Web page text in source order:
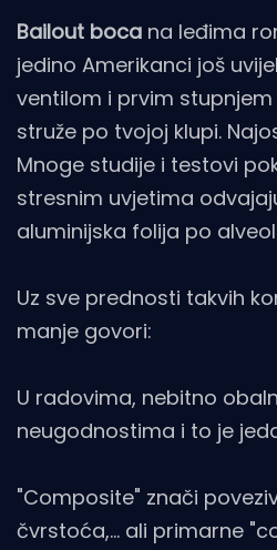
Bailout boca na leđima
jedino Amerikanci još
ventilom i prvim
struže po tvojoj klupi.
Mnoge studije i testovi
stresnim uvjetima
aluminijska folija po
Uz sve prednosti takvih
manje govori:
U radovima, nebitno
neugodnostima i to je
"Composite" znači
čvrstoća,... ali primarne